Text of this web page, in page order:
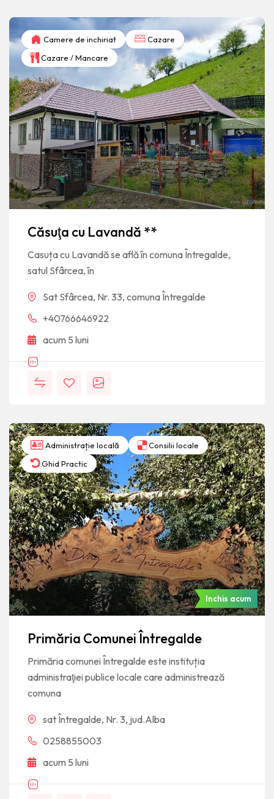
Camere de inchiriat
Cazare
Cazare / Mancare
Căsuţa cu Lavandă **
Casuța cu Lavandă se află în comuna Întregalde,
satul Sfârcea, în
Sat Sfârcea, Nr. 33, comuna Întregalde
+40766646922
acum 5 luni
Administrație locală
Consilii locale
Ghid Practic
Inchis acum
Primăria Comunei Întregalde
Primăria comunei Întregalde este instituția
administraţiei publice locale care administrează
comuna
sat Întregalde, Nr. 3, jud.Alba
0258855003
acum 5 luni